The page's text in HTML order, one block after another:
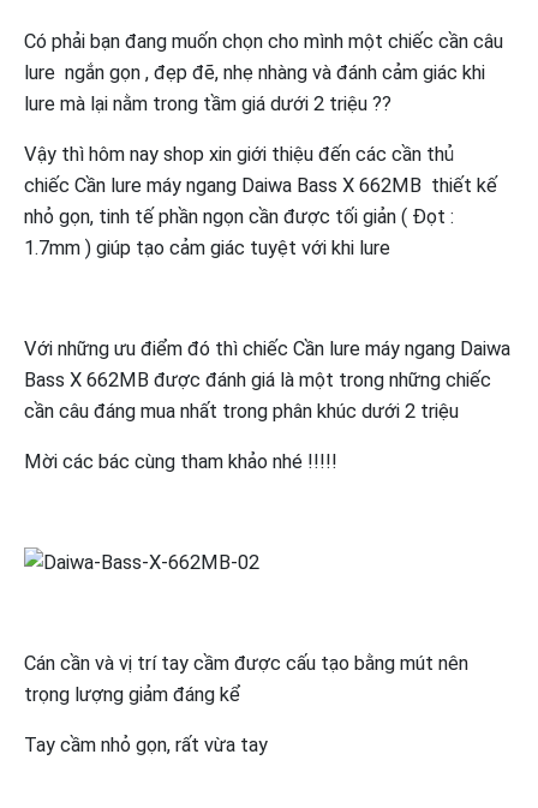
Có phải bạn đang muốn chọn cho mình một chiếc cần câu
lure ngắn gọn , đẹp đẽ, nhẹ nhàng và đánh cảm giác khi
lure mà lại nằm trong tầm giá dưới 2 triệu ??
Vậy thì hôm nay shop xin giới thiệu đến các cần thủ
chiếc Cần lure máy ngang Daiwa Bass X 662MB thiết kế
nhỏ gọn, tinh tế phần ngọn cần được tối giản ( Đọt :
1.7mm ) giúp tạo cảm giác tuyệt với khi lure
Với những ưu điểm đó thì chiếc Cần lure máy ngang Daiwa
Bass X 662MB được đánh giá là một trong những chiếc
cần câu đáng mua nhất trong phân khúc dưới 2 triệu
Mời các bác cùng tham khảo nhé !!!!!
Cán cần và vị trí tay cầm được cấu tạo bằng mút nên
trọng lượng giảm đáng kể
Tay cầm nhỏ gọn, rất vừa tay